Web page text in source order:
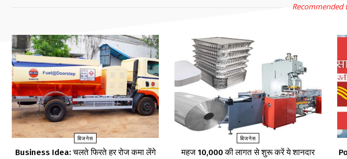
Recommended
बिजनेस
Business Idea: चलते फिरते हर रोज कमा लेंगे
बिजनेस
महज ₹10,000 की लागत से शुरू करें ये शानदार